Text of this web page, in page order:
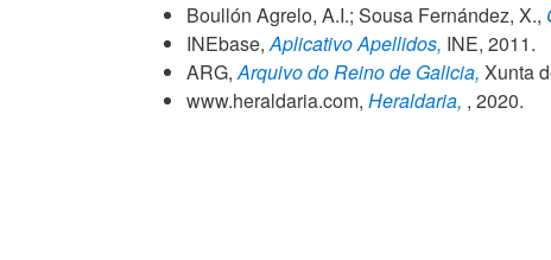
Boullón Agrelo, A.I.; Sousa Fernández, X.,
INEbase,Aplicativo Apellidos, INE, 2011.
ARG,Arquivo do Reino de Galicia, Xunta
www.heraldaria.com, Heraldaria, , 2020.